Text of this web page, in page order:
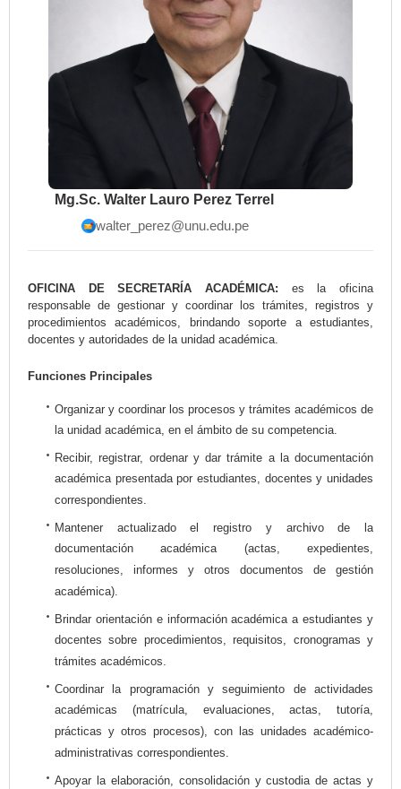
Mg.Sc. Walter Lauro Perez Terrel
walter_perez@unu.edu.pe
OFICINA DE SECRETARÍA ACADÉMICA: es la oficina
responsable de gestionar y coordinar los trámites, registros y
procedimientos académicos, brindando soporte a estudiantes,
docentes y autoridades de la unidad académica.
Funciones Principales
Organizar y coordinar los procesos y trámites académicos de
la unidad académica, en el ámbito de su competencia.
Recibir, registrar, ordenar y dar trámite a la documentación
académica presentada por estudiantes, docentes y unidades
correspondientes.
Mantener actualizado el registro y archivo de la
documentación académica (actas, expedientes,
resoluciones, informes y otros documentos de gestión
académica).
Brindar orientación e información académica a estudiantes y
docentes sobre procedimientos, requisitos, cronogramas y
trámites académicos.
Coordinar la programación y seguimiento de actividades
académicas (matrícula, evaluaciones, actas, tutoría,
prácticas y otros procesos), con las unidades académico-
administrativas correspondientes.
Apoyar la elaboración, consolidación y custodia de actas y